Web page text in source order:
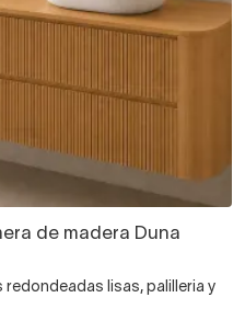
de madera Duna
lisas, palilleria y